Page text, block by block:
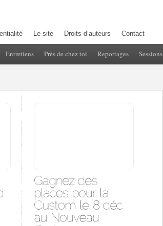
Le site Droits d’auteurs Contact
Entretiens Près de chez toi Reportages Sessions